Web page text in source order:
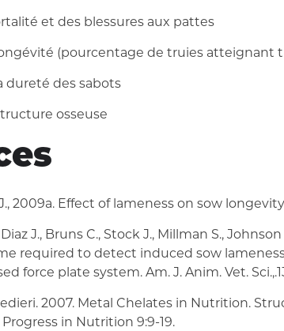
et des blessures aux pattes
(pourcentage de truies atteignant
dureté des sabots
osseuse
2009a. Effect of lameness on sow
J., Bruns C., Stock J., Millman S., Johnson
required to detect induced sow
force plate system. Am. J. Anim. Vet.
2007. Metal Chelates in Nutrition.
in Nutrition 9:9-19.